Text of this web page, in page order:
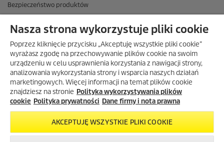
Bezpieczeństwo produktów
Newsletter Kärcher
ADRES
BIURO OBSŁUGI KLIENTA
OPINIE O EKÄRCHER
DOSTAWA W EKÄRCHER
METODY PŁATNOŚCI DOSTĘPNE W EKÄRCHER
Nasza strona wykorzystuje pliki cookie
Poprzez kliknięcie przycisku „Akceptuję wszystkie pliki cookie”
wyrażasz zgodę na przechowywanie plików cookie na swoim
urządzeniu w celu usprawnienia korzystania z nawigacji strony,
analizowania wykorzystania strony i wsparcia naszych działań
marketingowych. Więcej informacji na temat plików cookie
znajdziesz na stronie Polityka wykorzystywania plików
cookie Polityka prywatności Dane firmy i nota prawna
AKCEPTUJĘ WSZYSTKIE PLIKI COOKIE